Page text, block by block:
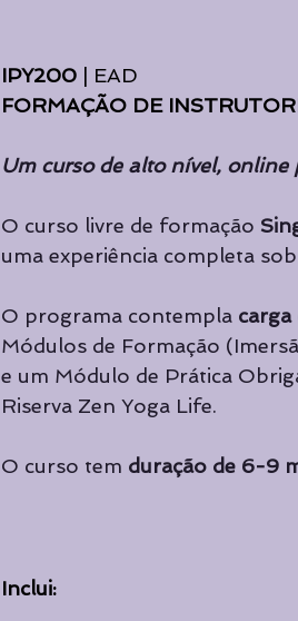
IPY200 | EAD
FORMAÇÃO DE
Um curso de alto nível, online
O curso livre de formação
uma experiência completa
O programa contempla
Módulos de Formação
e um Módulo de Prática
Riserva Zen Yoga Life.
O curso tem duração de 6-9
Inclui: